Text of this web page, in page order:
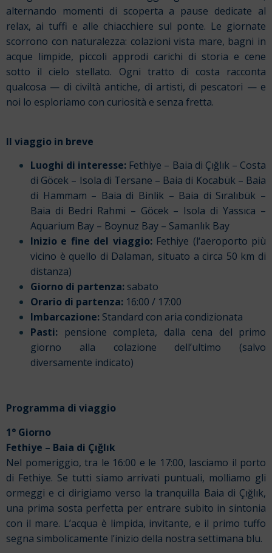
alternando momenti di scoperta a pause dedicate al
relax, ai tuffi e alle chiacchiere sul ponte. Le giornate
scorrono con naturalezza: colazioni vista mare, bagni in
acque limpide, piccoli approdi carichi di storia e cene
sotto il cielo stellato. Ogni tratto di costa racconta
qualcosa — di civiltà antiche, di artisti, di pescatori — e
noi lo esploriamo con curiosità e senza fretta.
Il viaggio in breve
Luoghi di interesse: Fethiye – Baia di Çığlık – Costa
di Göcek – Isola di Tersane – Baia di Kocabük – Baia
di Hammam – Baia di Binlik – Baia di Sıralıbük –
Baia di Bedri Rahmi – Göcek – Isola di Yassıca –
Aquarium Bay – Boynuz Bay – Samanlık Bay
Inizio e fine del viaggio: Fethiye (l‘aeroporto più
vicino è quello di Dalaman, situato a circa 50 km di
distanza)
Giorno di partenza: sabato
Orario di partenza: 16:00 / 17:00
Imbarcazione: Standard con aria condizionata
Pasti: pensione completa, dalla cena del primo
giorno alla colazione dell’ultimo (salvo
diversamente indicato)
Programma di viaggio
1° Giorno
Fethiye – Baia di Çığlık
Nel pomeriggio, tra le 16:00 e le 17:00, lasciamo il porto
di Fethiye. Se tutti siamo arrivati puntuali, molliamo gli
ormeggi e ci dirigiamo verso la tranquilla Baia di Çığlık,
una prima sosta perfetta per entrare subito in sintonia
con il mare. L’acqua è limpida, invitante, e il primo tuffo
segna simbolicamente l’inizio della nostra settimana blu.